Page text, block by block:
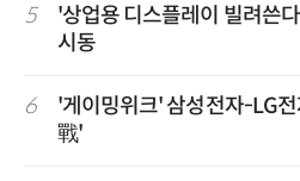
5
'상업용 디스플레이 빌려쓴
시동
6
'게이밍위크' 삼성전자-LG
戰'